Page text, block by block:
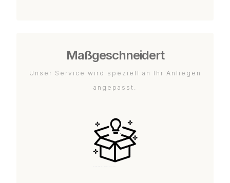
Maßgeschneidert
Unser Service wird speziell an Ihr Anliegen
angepasst.